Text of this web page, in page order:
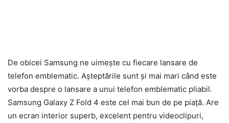
De obicei Samsung ne uimește cu fiecare lansare de
telefon emblematic. Așteptările sunt și mai mari când este
vorba despre o lansare a unui telefon emblematic pliabil.
Samsung Galaxy Z Fold 4 este cel mai bun de pe piață. Are
un ecran interior superb, excelent pentru videoclipuri,